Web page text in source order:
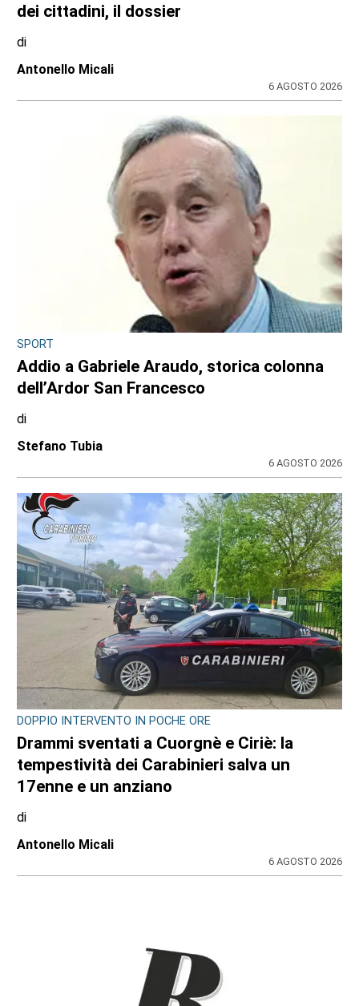
dei cittadini, il dossier
di
Antonello Micali
6 AGOSTO 2026
SPORT
Addio a Gabriele Araudo, storica colonna
dell’Ardor San Francesco
di
Stefano Tubia
6 AGOSTO 2026
DOPPIO INTERVENTO IN POCHE ORE
Drammi sventati a Cuorgnè e Ciriè: la
tempestività dei Carabinieri salva un
17enne e un anziano
di
Antonello Micali
6 AGOSTO 2026